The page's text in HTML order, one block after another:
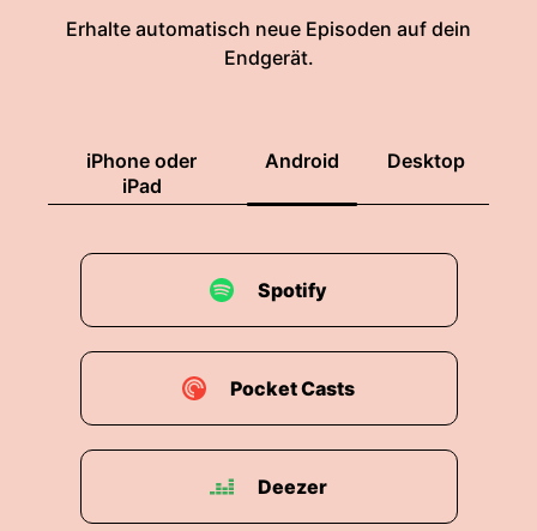
Erhalte automatisch neue Episoden auf dein
Endgerät.
iPhone oder
iPad
Android Desktop
Spotify
Pocket Casts
Deezer